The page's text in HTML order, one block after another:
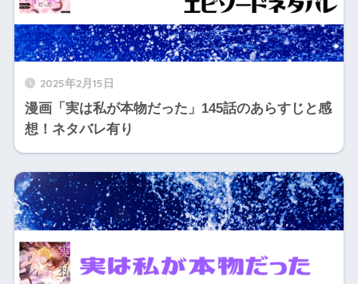
2025年2月15日
漫画「実は私が本物だった」145話のあらすじと感
想！ネタバレ有り